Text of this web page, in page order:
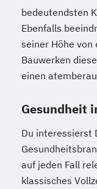
bedeutendsten
Ebenfalls
seiner Höhe
Bauwerken
einen
Gesundheit
Du interessierst
auf jeden Fall
klassisches